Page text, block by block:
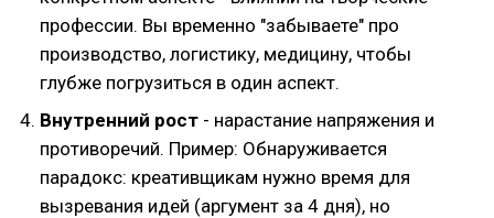
профессии. Вы временно "забываете" про
производство, логистику, медицину, чтобы
глубже погрузиться в один аспект.
Внутренний рост - нарастание напряжения и
противоречий. Пример: Обнаруживается
парадокс: креативщикам нужно время для
вызревания идей (аргумент за 4 дня), но